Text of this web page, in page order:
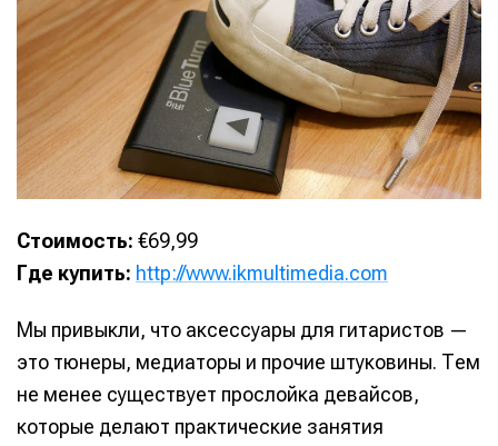
Стоимость: €69,99
Где купить: http://www.ikmultimedia.com
Мы привыкли, что аксессуары для гитаристов —
это тюнеры, медиаторы и прочие штуковины. Тем
не менее существует прослойка девайсов,
которые делают практические занятия